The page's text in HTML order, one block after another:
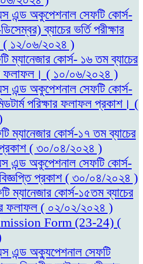
এন্ড অকুপেশনাল সেফটি কোর্স-
ব্যাচের ভর্তি পরীক্ষার
( ১২/০৬/২০২৪ )
ম্যানেজার কোর্স- ১৬ তম ব্যাচের
ফলাফল। ( ১০/০৬/২০২৪ )
এন্ড অকুপেশনাল সেফটি কোর্স-
পরিক্ষার ফলাফল প্রকাশ। (
ম্যানেজার কোর্স-১৭ তম ব্যাচের
প্রকাশ ( ৩০/০৪/২০২৪ )
এন্ড অকুপেশনাল সেফটি কোর্স-
প্রকাশ ( ৩০/০৪/২০২৪ )
ম্যানেজার কোর্স-১৫তম ব্যাচের
ফলাফল ( ০২/০২/২০২৪ )
Form (23-24) (
এন্ড অক্যুপেশনাল সেফটি